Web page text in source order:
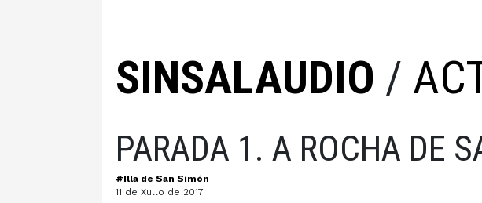
SINSALAUDIO /
PARADA 1. A ROCHA DE
#Illa de San Simón
11 de Xullo de 2017